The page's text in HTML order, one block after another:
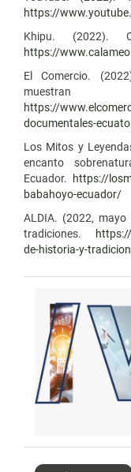
https://
Khipu. (2022).
https://
El Comercio.
https://
documentales-
Los Mitos y
encanto
Ecuador.
https://
babahoyo-ecuador/
ALDIA. (2022,
tradiciones.
de-historia-y-